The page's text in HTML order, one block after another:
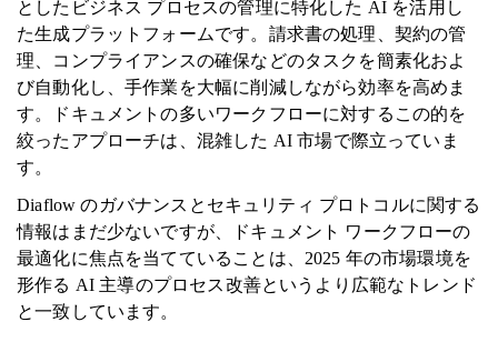
としたビジネス プロセスの管理に特化した AI を活用し
た生成プラットフォームです。請求書の処理、契約の管
理、コンプライアンスの確保などのタスクを簡素化およ
び自動化し、手作業を大幅に削減しながら効率を高めま
す。ドキュメントの多いワークフローに対するこの的を
絞ったアプローチは、混雑した AI 市場で際立っていま
す。
Diaflow のガバナンスとセキュリティ プロトコルに関する
情報はまだ少ないですが、ドキュメント ワークフローの
最適化に焦点を当てていることは、2025 年の市場環境を
形作る AI 主導のプロセス改善というより広範なトレンド
と一致しています。